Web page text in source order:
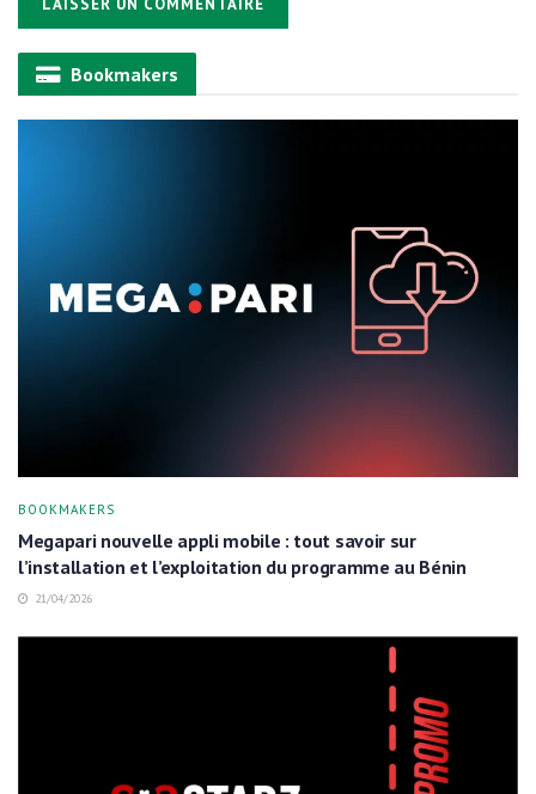
Alternative:Bookmakers
BOOKMAKERS
Megapari nouvelle appli mobile : tout savoir sur
l’installation et l’exploitation du programme au Bénin
21/04/2026